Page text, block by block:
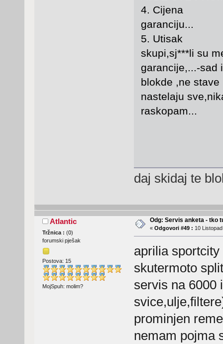
4. Cijena
garanciju...
5. Utisak
skupi,sj***li su
garancije,...-sad
blokde ,ne
nastelaju
raskopam...
daj skidaj te
Atlantic
Tržnica : (0)
forumski pješak
Postova: 15
MojSpuh: molim?
Odg: Servis anketa - tko
« Odgovori #49 : 10
aprilia sportcity
skutermoto split
servis na 6000
prominjen
nemam pojma